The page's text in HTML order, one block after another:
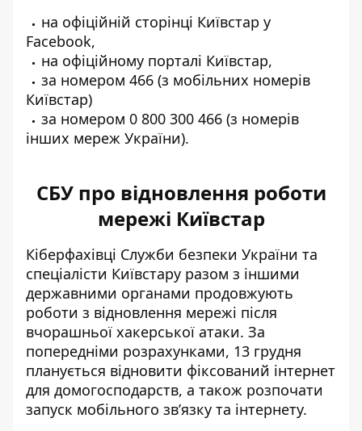
на офіційній сторінці Київстар у
Facebook,
на офіційному порталі Київстар,
за номером 466 (з мобільних номерів
Київстар)
за номером 0 800 300 466 (з номерів
інших мереж України).
СБУ про відновлення роботи
мережі Київстар
Кіберфахівці Служби безпеки України та
спеціалісти Київстару разом з іншими
державними органами продовжують
роботи з відновлення мережі після
вчорашньої хакерської атаки. За
попередніми розрахунками, 13 грудня
планується відновити фіксований інтернет
для домогосподарств, а також розпочати
запуск мобільного зв’язку та інтернету.